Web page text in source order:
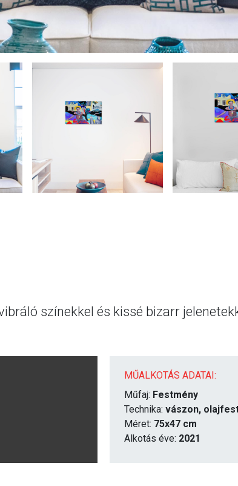
színekkel és kissé bizarr
MŰALKOTÁS ADATAI:
Műfaj: Festmény
Technika: vászon,
Méret: 75x47 cm
Alkotás éve: 2021